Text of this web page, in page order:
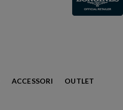
ACCESSORI
OUTLET